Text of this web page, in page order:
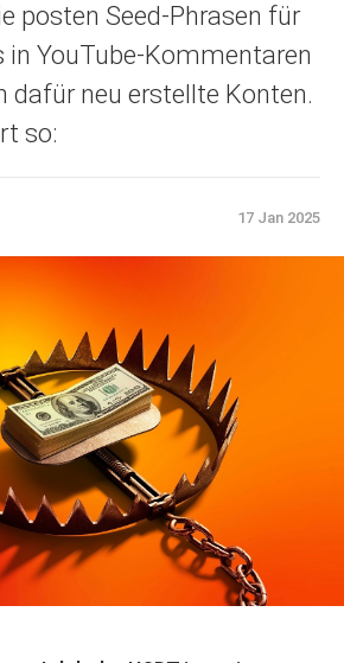
posten Seed-Phrasen für
in YouTube-Kommentaren
dafür neu erstellte Konten.
so:
17 Jan 2025